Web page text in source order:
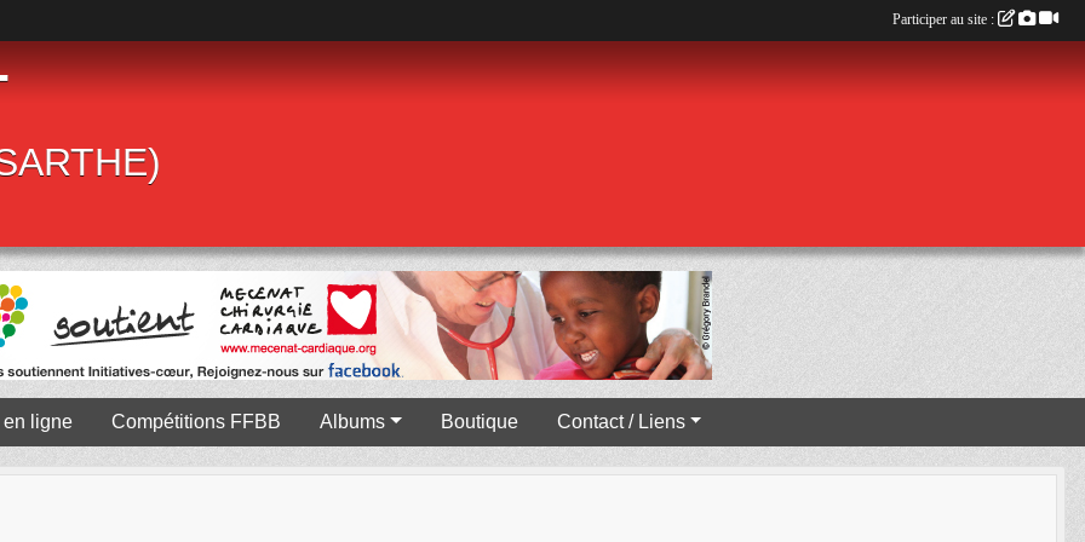
en ligne Compétitions FFBB Albums Boutique Contact / Liens
Participer au site :